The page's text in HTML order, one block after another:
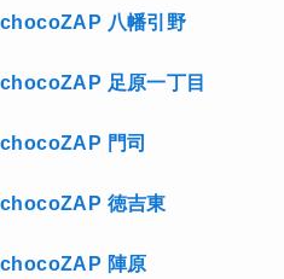
chocoZAP 八幡引野
chocoZAP 足原一丁目
chocoZAP 門司
chocoZAP 徳吉東
chocoZAP 陣原